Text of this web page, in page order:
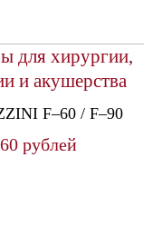
для хирургии,
и акушерства
F–60 / F–90
рублей